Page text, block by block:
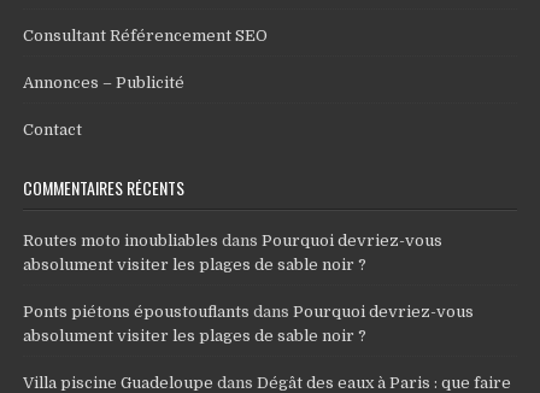
Consultant Référencement SEO
Annonces – Publicité
Contact
COMMENTAIRES RÉCENTS
Routes moto inoubliables dansPourquoi devriez-vous
absolument visiter les plages de sable noir ?
Ponts piétons époustouflants dansPourquoi devriez-vous
absolument visiter les plages de sable noir ?
Villa piscine Guadeloupe dansDégât des eaux à Paris : que faire